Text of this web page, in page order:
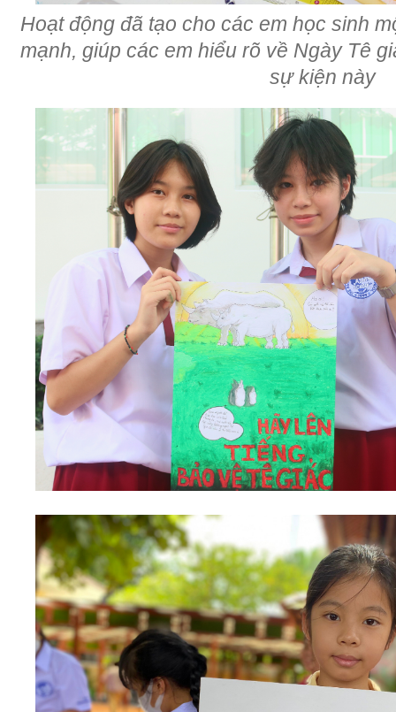
Hoạt động đã tạo cho các em học sinh
mạnh, giúp các em hiểu rõ về Ngày Tê
sự kiện này